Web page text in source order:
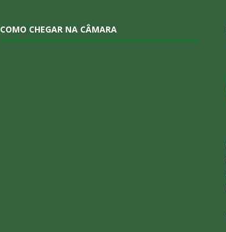
COMO CHEGAR NA CÂMARA